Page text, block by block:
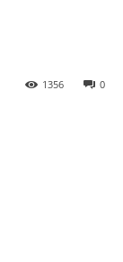
0
1356